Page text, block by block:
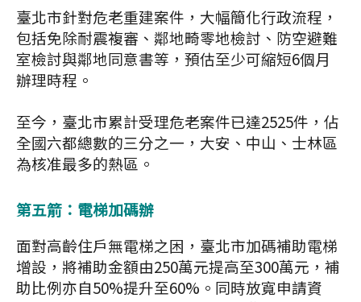
臺北市針對危老重建案件，大幅簡化行政流程，
包括免除耐震複審、鄰地畸零地檢討、防空避難
室檢討與鄰地同意書等，預估至少可縮短6個月
辦理時程。
至今，臺北市累計受理危老案件已達2525件，佔
全國六都總數的三分之一，大安、中山、士林區
為核准最多的熱區。
第五箭：電梯加碼辦
面對高齡住戶無電梯之困，臺北市加碼補助電梯
增設，將補助金額由250萬元提高至300萬元，補
助比例亦自50%提升至60%。同時放寬申請資